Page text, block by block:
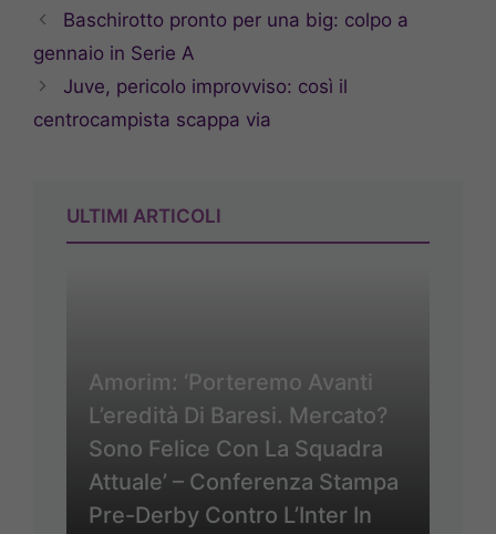
Baschirotto pronto per una big: colpo a
gennaio in Serie A
Juve, pericolo improvviso: così il
centrocampista scappa via
ULTIMI ARTICOLI
Amorim: ‘Porteremo Avanti
L’eredità Di Baresi. Mercato?
Sono Felice Con La Squadra
Attuale’ – Conferenza Stampa
Pre-Derby Contro L’Inter In